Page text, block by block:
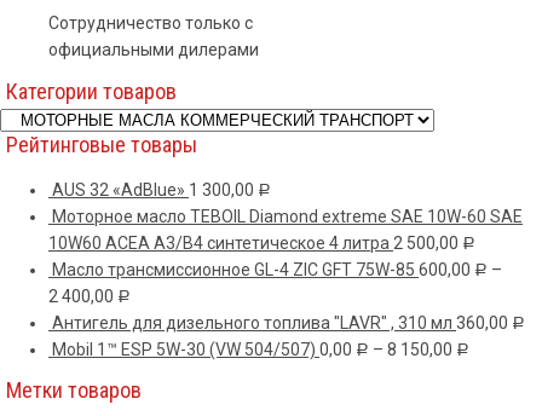
Сотрудничество только с
официальными дилерами
Категории товаров
Рейтинговые товары
AUS 32 «АdBlue» 1 300,00 Р
Моторное масло TEBOIL Diamond extreme SAE 10W-60 SAE
10W60 ACEA A3/B4 синтетическое 4 литра 2 500,00 Р
Масло трансмиссионное GL-4 ZIC GFT 75W-85 600,00 Р –
2 400,00 Р
Антигель для дизельного топлива "LAVR" , 310 мл 360,00 Р
Mobil 1™ ESP 5W-30 (VW 504/507) 0,00 Р – 8 150,00 Р
Метки товаров